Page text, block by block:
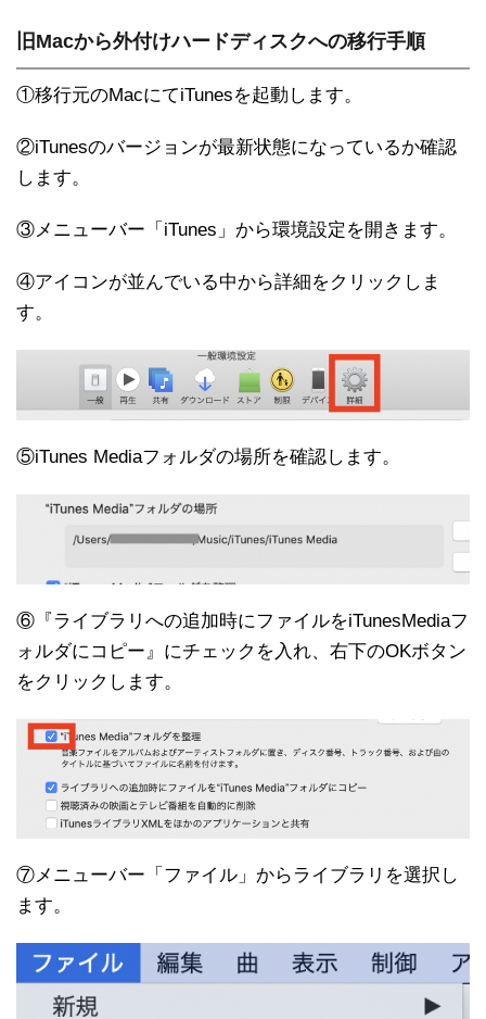
旧Macから外付けハードディスクへの移行手順
①移行元のMacにてiTunesを起動します。
②iTunesのバージョンが最新状態になっているか確認
します。
③メニューバー「iTunes」から環境設定を開きます。
④アイコンが並んでいる中から詳細をクリックしま
す。
⑤iTunes Mediaフォルダの場所を確認します。
⑥『ライブラリへの追加時にファイルをiTunesMediaフ
ォルダにコピー』にチェックを入れ、右下のOKボタン
をクリックします。
⑦メニューバー「ファイル」からライブラリを選択し
ます。